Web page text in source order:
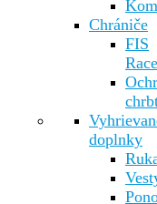
Chrániče
FIS
Race
doplnky